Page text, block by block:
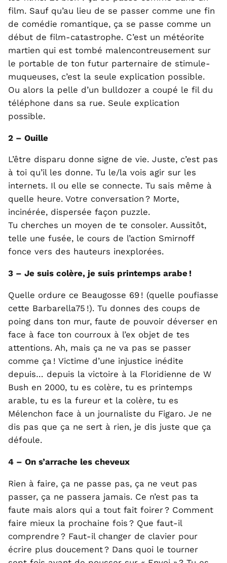
film. Sauf qu’au lieu de se passer comme une fin
de comédie romantique, ça se passe comme un
début de film-catastrophe. C’est un météorite
martien qui est tombé malencontreusement sur
le portable de ton futur parternaire de stimule-
muqueuses, c’est la seule explication possible.
Ou alors la pelle d’un bulldozer a coupé le fil du
téléphone dans sa rue. Seule explication
possible.
2 – Ouille
L’être disparu donne signe de vie. Juste, c’est pas
à toi qu’il les donne. Tu le/la vois agir sur les
internets. Il ou elle se connecte. Tu sais même à
quelle heure. Votre conversation ? Morte,
incinérée, dispersée façon puzzle.
Tu cherches un moyen de te consoler. Aussitôt,
telle une fusée, le cours de l’action Smirnoff
fonce vers des hauteurs inexplorées.
3 – Je suis colère, je suis printemps arabe !
Quelle ordure ce Beaugosse 69 ! (quelle poufiasse
cette Barbarella75 !). Tu donnes des coups de
poing dans ton mur, faute de pouvoir déverser en
face à face ton courroux à l’ex objet de tes
attentions. Ah, mais ça ne va pas se passer
comme ça ! Victime d’une injustice inédite
depuis… depuis la victoire à la Floridienne de W
Bush en 2000, tu es colère, tu es printemps
arable, tu es la fureur et la colère, tu es
Mélenchon face à un journaliste du Figaro. Je ne
dis pas que ça ne sert à rien, je dis juste que ça
défoule.
4 – On s’arrache les cheveux
Rien à faire, ça ne passe pas, ça ne veut pas
passer, ça ne passera jamais. Ce n’est pas ta
faute mais alors qui a tout fait foirer ? Comment
faire mieux la prochaine fois ? Que faut-il
comprendre ? Faut-il changer de clavier pour
écrire plus doucement ? Dans quoi le tourner